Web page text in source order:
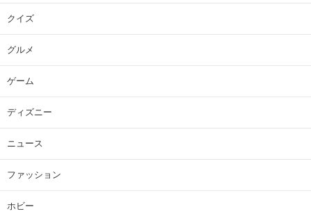
クイズ
グルメ
ゲーム
ディズニー
ニュース
ファッション
ホビー